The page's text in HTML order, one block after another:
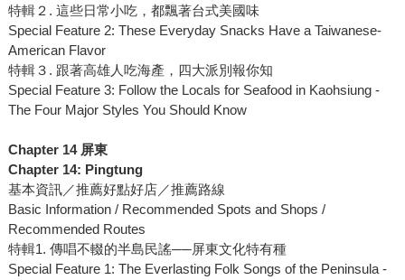
特輯２. 這些日常小吃，都飄著台式美國味
Special Feature 2: These Everyday Snacks Have a Taiwanese-
American Flavor
特輯３. 跟著高雄人吃海產，四大派別報你知
Special Feature 3: Follow the Locals for Seafood in Kaohsiung -
The Four Major Styles You Should Know
Chapter 14 屏東
Chapter 14: Pingtung
基本資訊／推薦好點好店／推薦路線
Basic Information / Recommended Spots and Shops /
Recommended Routes
特輯1. 傳唱不輟的半島民謠──屏東文化特有種
Special Feature 1: The Everlasting Folk Songs of the Peninsula -